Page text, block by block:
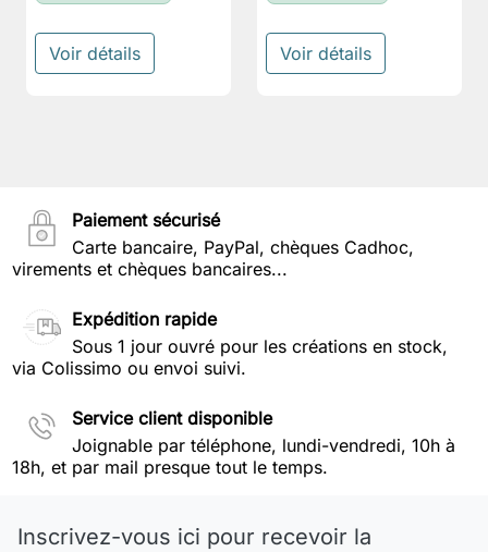
Voir détails Voir détails
Paiement sécurisé
Carte bancaire, PayPal, chèques Cadhoc,
virements et chèques bancaires...
Expédition rapide
Sous 1 jour ouvré pour les créations en stock,
via Colissimo ou envoi suivi.
Service client disponible
Joignable par téléphone, lundi-vendredi, 10h à
18h, et par mail presque tout le temps.
Inscrivez-vous ici pour recevoir la